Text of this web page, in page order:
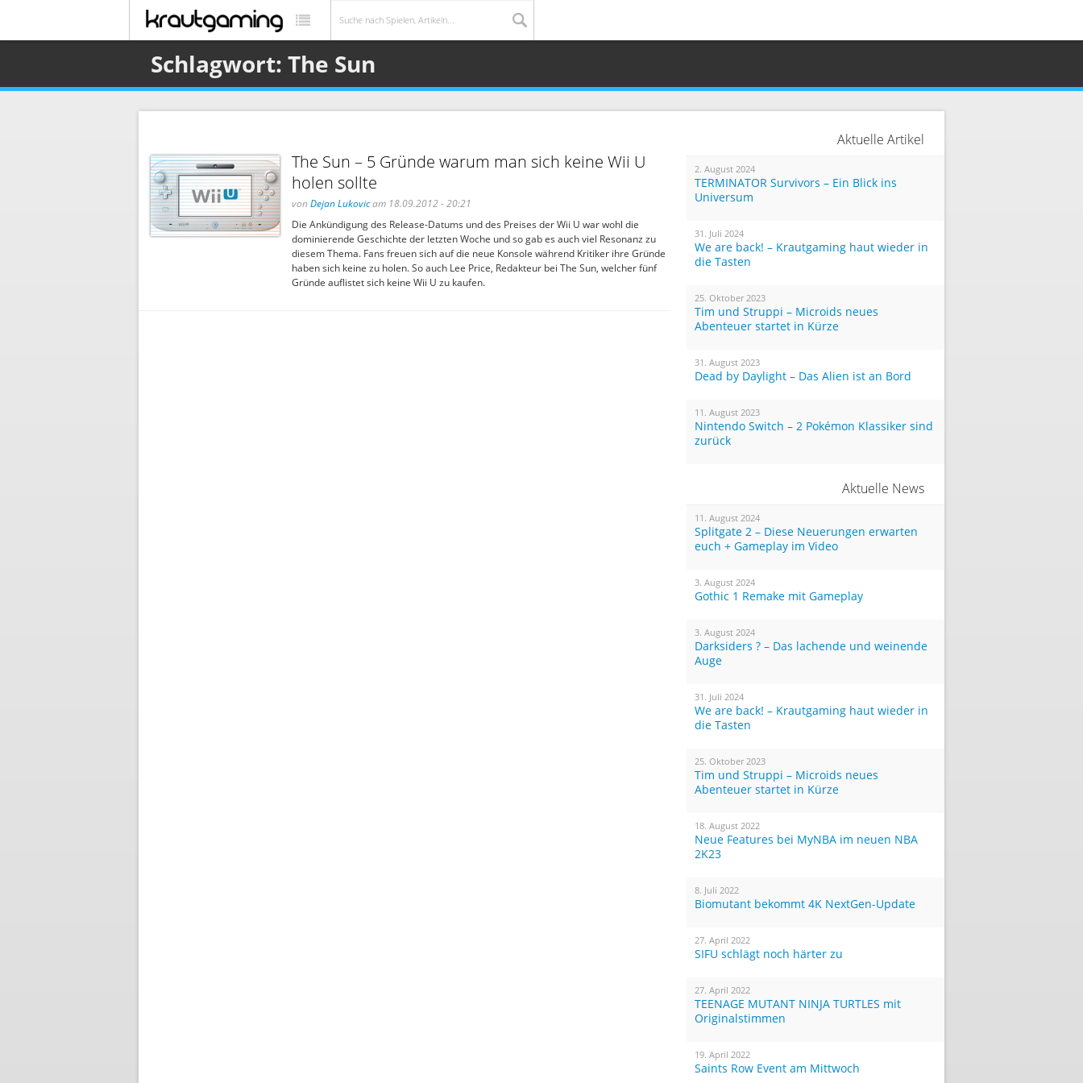
Schlagwort: The Sun
The Sun – 5 Gründe warum man sich keine Wii U
holen sollte
von Dejan Lukovicam 18.09.2012 - 20:21
Die Ankündigung des Release-Datums und des Preises der Wii U war wohl die
dominierende Geschichte der letzten Woche und so gab es auch viel Resonanz zu
diesem Thema. Fans freuen sich auf die neue Konsole während Kritiker ihre Gründe
haben sich keine zu holen. So auch Lee Price, Redakteur bei The Sun, welcher fünf
Gründe auflistet sich keine Wii U zu kaufen.
Aktuelle Artikel
2. August 2024
TERMINATOR Survivors – Ein Blick ins
Universum
31. Juli 2024
We are back! – Krautgaming haut wieder in
die Tasten
25. Oktober 2023
Tim und Struppi – Microids neues
Abenteuer startet in Kürze
31. August 2023
Dead by Daylight – Das Alien ist an Bord
11. August 2023
Nintendo Switch – 2 Pokémon Klassiker sind
zurück
Aktuelle News
11. August 2024
Splitgate 2 – Diese Neuerungen erwarten
euch + Gameplay im Video
3. August 2024
Gothic 1 Remake mit Gameplay
3. August 2024
Darksiders ? – Das lachende und weinende
Auge
31. Juli 2024
We are back! – Krautgaming haut wieder in
die Tasten
25. Oktober 2023
Tim und Struppi – Microids neues
Abenteuer startet in Kürze
18. August 2022
Neue Features bei MyNBA im neuen NBA
2K23
8. Juli 2022
Biomutant bekommt 4K NextGen-Update
27. April 2022
SIFU schlägt noch härter zu
27. April 2022
TEENAGE MUTANT NINJA TURTLES mit
Originalstimmen
19. April 2022
Saints Row Event am Mittwoch